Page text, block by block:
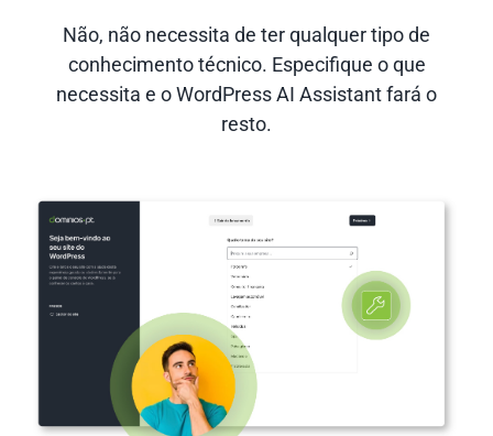
Não, não necessita de ter qualquer tipo de
conhecimento técnico. Especifique o que
necessita e o WordPress AI Assistant fará o
resto.